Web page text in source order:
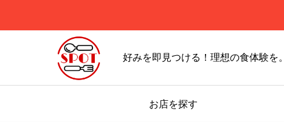
好みを即見つける！理想の食体験を。
お店を探す